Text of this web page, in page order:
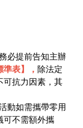
必提前告知主辦
準表】，除法定
可抗力因素，其
動如需攜帶零用
可不需額外攜